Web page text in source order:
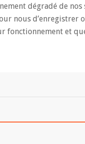
dégradé de
nous d’enregistrer
fonctionnement et